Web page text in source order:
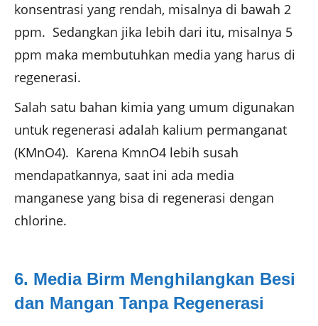
konsentrasi yang rendah, misalnya di bawah 2
ppm. Sedangkan jika lebih dari itu, misalnya 5
ppm maka membutuhkan media yang harus di
regenerasi.
Salah satu bahan kimia yang umum digunakan
untuk regenerasi adalah kalium permanganat
(KMnO4). Karena KmnO4 lebih susah
mendapatkannya, saat ini ada media
manganese yang bisa di regenerasi dengan
chlorine.
6. Media Birm Menghilangkan Besi
dan Mangan Tanpa Regenerasi